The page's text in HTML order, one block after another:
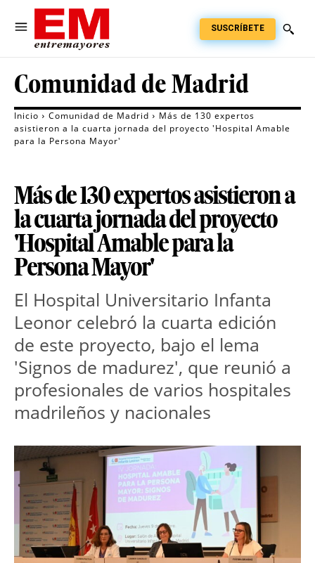
SUSCRÍBETE
Comunidad de Madrid
Inicio Comunidad de Madrid
Más de 130 expertos
asistieron a la cuarta jornada del proyecto 'Hospital Amable
para la Persona Mayor'
Más de 130 expertos asistieron a
la cuarta jornada del proyecto
'Hospital Amable para la
Persona Mayor'
El Hospital Universitario Infanta
Leonor celebró la cuarta edición
de este proyecto, bajo el lema
'Signos de madurez', que reunió a
profesionales de varios hospitales
madrileños y nacionales